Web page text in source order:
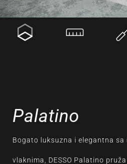
Palatino
Bogato luksuzna i elegantna
vlaknima, DESSO Palatino